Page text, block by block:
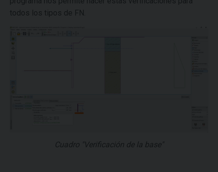
todos los tipos de FN.
Cuadro "Verificación de la base"